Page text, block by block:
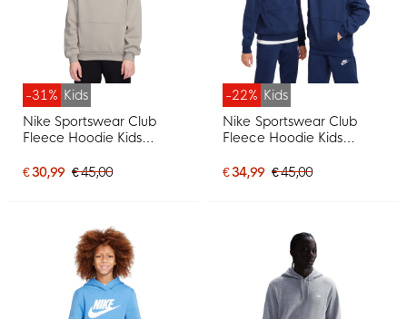
-31% Kids
Nike Sportswear Club
Fleece Hoodie Kids
€ 30,99 € 45,00
-22% Kids
Nike Sportswear Club
Fleece Hoodie Kids
€ 34,99 € 45,00